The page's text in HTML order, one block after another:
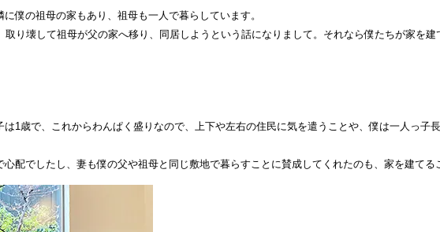
僕の祖母の家もあり、祖母も一人で暮らしています。
り壊して祖母が父の家へ移り、同居しようという話になりまして。それなら僕たちが家を
1歳で、これからわんぱく盛りなので、上下や左右の住民に気を遣うことや、僕は一人っ
配でしたし、妻も僕の父や祖母と同じ敷地で暮らすことに賛成してくれたのも、家を建て